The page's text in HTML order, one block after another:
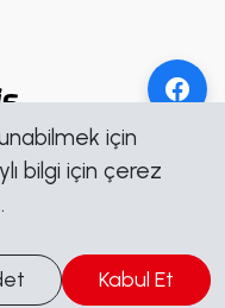
için
bilgi için çerez
Kabul Et
Bilgi Al